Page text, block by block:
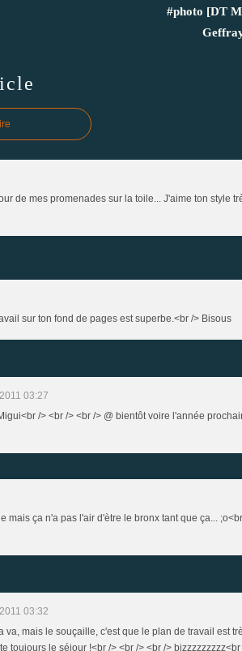
#photo [DT
de mes promenades sur la toile... J'aime ton style
sur ton fond de pages est superbe.<br /> Bisous
03:27
/> <br /> <br /> @ bientôt voire l'année
mais ça n'a pas l'air d'ètre le bronx tant que ça...
03:32
va, mais le souçaille, c'est que le plan de travail est
toujours le séjour !<br /> <br /> <br />